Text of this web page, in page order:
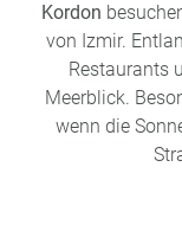
Kordon
von Izmir.
Restaurants
Meerblick.
wenn die